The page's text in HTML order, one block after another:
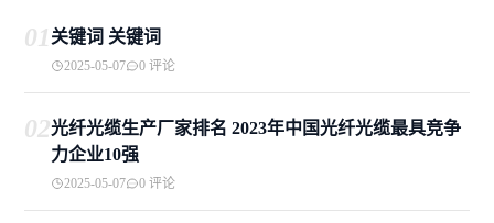
01关键词 关键词
2025-05-07 0 评论
02光纤光缆生产厂家排名 2023年中国光纤光缆最具竞争
力企业10强
2025-05-07 0 评论